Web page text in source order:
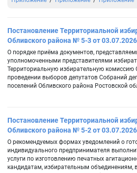
Постановление Территориальной
Обливского района № 5-3 от 03.07.2026
О порядке приёма документов,
уполномоченными представителями
Территориальную избирательную комиссию
проведении выборов депутатов Собраний
поселений Обливского района Ростовской
Постановление Территориальной
Обливского района № 5-2 от 03.07.2026
О рекомендуемых формах уведомлений о
индивидуального предпринимателя
услуги по изготовлению печатных
кандидатам, избирательным объединениям,